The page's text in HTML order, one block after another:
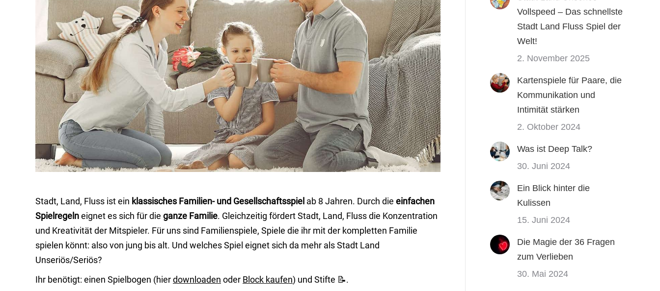
Stadt, Land, Fluss ist ein klassisches Familien- und Gesellschaftsspiel ab 8 Jahren. Durch die einfachen
Spielregelneignet es sich für die ganze Familie. Gleichzeitig fördert Stadt, Land, Fluss die Konzentration
und Kreativität der Mitspieler. Für uns sind Familienspiele, Spiele die ihr mit der kompletten Familie
spielen könnt: also von jung bis alt. Und welches Spiel eignet sich da mehr als Stadt Land
Unseriös/Seriös?
Ihr benötigt: einen Spielbogen (hierdownloaden oder Block kaufen) und Stifte 📝.
Vollspeed – Das schnellste
Stadt Land Fluss Spiel der
Welt!
2. November 2025
Kartenspiele für Paare, die
Kommunikation und
Intimität stärken
2. Oktober 2024
Was ist Deep Talk?
30. Juni 2024
Ein Blick hinter die
Kulissen
15. Juni 2024
Die Magie der 36 Fragen
zum Verlieben
30. Mai 2024